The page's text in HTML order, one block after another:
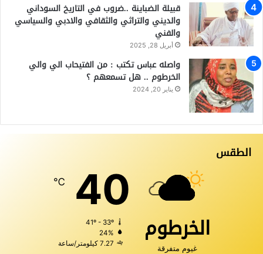
قبيلة الضباينة ..ضروب في التاريخ السوداني
والديني والتراثي والثقافي والادبي والسياسي
والفني
أبريل 28, 2025
واصله عباس تكتب : من الفتيحاب الي والي
الخرطوم .. هل تسمعهم ؟
يناير 20, 2024
الطقس
الخرطوم
غيوم متفرقة
40
℃
41º - 33º
24%
7.27 كيلومتر/ساعة